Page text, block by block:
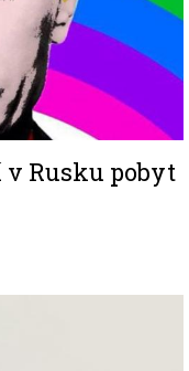
v Rusku pobyt